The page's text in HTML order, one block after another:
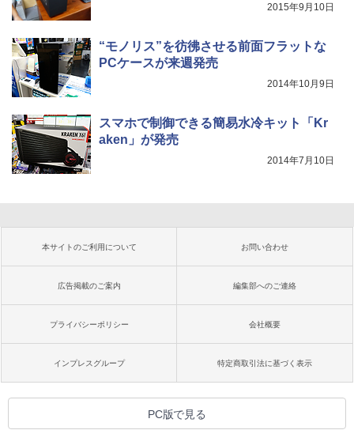
2015年9月10日
“モノリス”を彷彿させる前面フラットな
PCケースが来週発売
2014年10月9日
スマホで制御できる簡易水冷キット「Kr
aken」が発売
2014年7月10日
本サイトのご利用について お問い合わせ
広告掲載のご案内 編集部へのご連絡
プライバシーポリシー 会社概要
インプレスグループ 特定商取引法に基づく表示
PC版で見る